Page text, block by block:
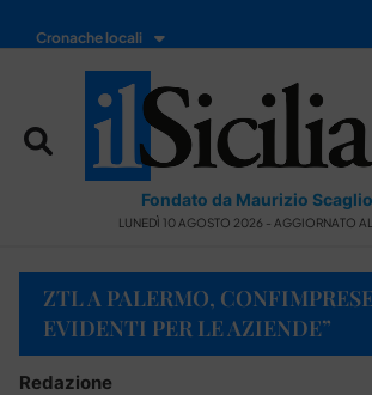
Cronache locali
Fondato da Maurizio
LUNEDÌ 10 AGOSTO 2026 - AGGIORNATO
ZTL A PALERMO,
EVIDENTI PER LE AZIENDE”
Redazione